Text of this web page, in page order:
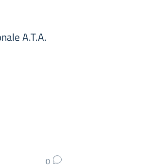
A.T.A.
0